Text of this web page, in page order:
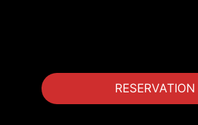
RESERVATION